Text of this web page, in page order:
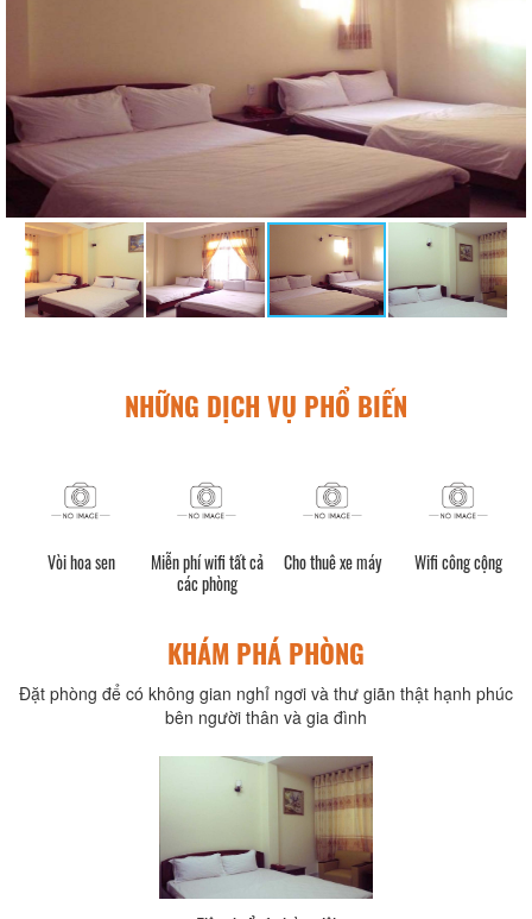
NHỮNG DỊCH VỤ PHỔ BIẾN
Vòi hoa sen
Miễn phí wifi tất cả
các phòng
Cho thuê xe máy Wifi công cộng
KHÁM PHÁ PHÒNG
Đặt phòng để có không gian nghỉ ngơi và thư giãn thật hạnh phúc
bên người thân và gia đình